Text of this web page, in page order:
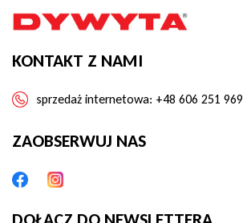
KONTAKT Z NAMI
sprzedaż internetowa: +48 606 251 969
ZAOBSERWUJ NAS